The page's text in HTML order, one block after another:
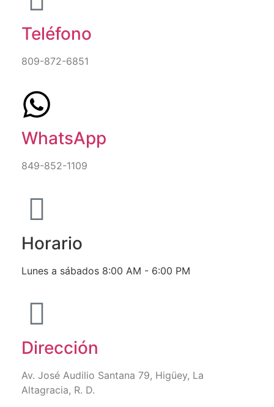
Teléfono
809-872-6851
WhatsApp
849-852-1109
Horario
Lunes a sábados 8:00 AM - 6:00 PM
Dirección
Av. José Audilio Santana 79, Higüey, La
Altagracia, R. D.